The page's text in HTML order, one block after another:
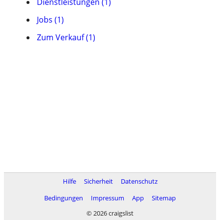
Jobs (1)
Zum Verkauf (1)
Hilfe Sicherheit
Datenschutz
Bedingungen
Impressum App
Sitemap
© 2026 craigslist